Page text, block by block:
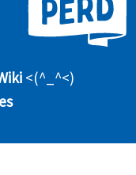
<(^_^<)